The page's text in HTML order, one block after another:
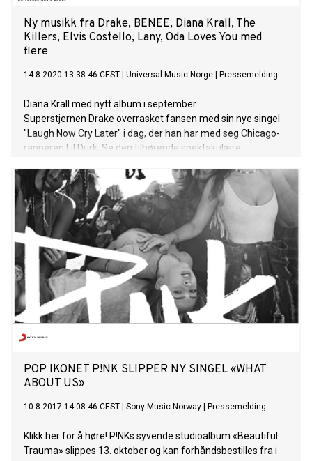
Ny musikk fra Drake, BENEE, Diana Krall, The
Killers, Elvis Costello, Lany, Oda Loves You med
flere
14.8.2020 13:38:46 CEST Universal Music Norge Pressemelding
Diana Krall med nytt album i september
Superstjernen Drake overrasket fansen med sin nye singel
"Laugh Now Cry Later" i dag, der han har med seg Chicago-
rapperen Lil Durk. Se den tilhørende spektakulære
sitt store gjennombrudd med
"Supalonely" feat. Gus Dapperton, en låt som
har streamet over 1,7 milliarder! Nå er hun klar med den den
nye singelen "Snail" som hun har skrevet og produsert
sammen med Josh Fountain. Om låten sier hun: “When we
were in lockdown, I was fascinated by snails. There wasn’t
really a lot to be doing, so I would spend a lot of time outside
looking at snails and would think about how they’re doing
their own little thing and they’re all free. I just played around
with the idea of being kind of like a snail and how I come out
in the rain. Being stuck inside because of COVID, it’s kind of
my lockdown song”. Apple Music
Next, noe som gjør henne til første artist fra New
Zealand som bl
POP IKONET P!NK SLIPPER NY SINGEL «WHAT
ABOUT US»
10.8.2017 14:08:46 CEST Sony Music Norway Pressemelding
Klikk her for å høre! P!NKs syvende studioalbum «Beautiful
Trauma» slippes 13. oktober og kan forhåndsbestilles fra i